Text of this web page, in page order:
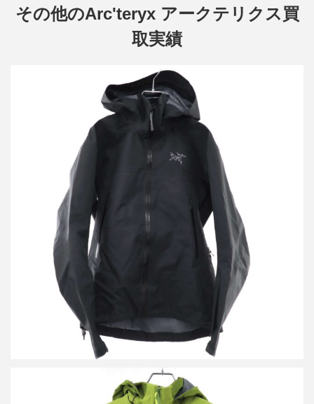
その他のArc'teryx アークテリクス買
取実績
アークテリクス 2025年 Beta AR jacket ベータ AR ジャケット
買取金額38,400円